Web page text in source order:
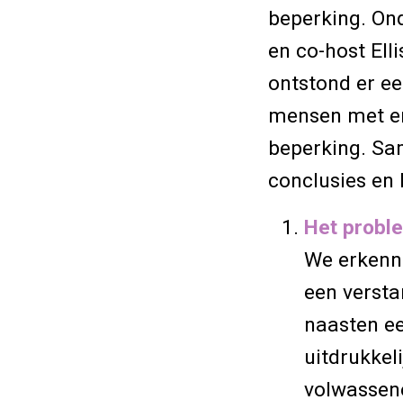
beperking.
en co-host
ontstond er
mensen met
beperking.
conclusies en
Het
We
een
naasten